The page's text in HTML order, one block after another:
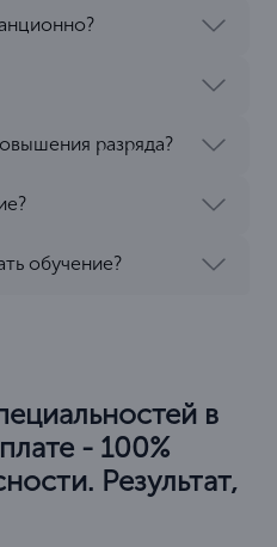
разряда?
обучение?
в
- 100%
Результат,